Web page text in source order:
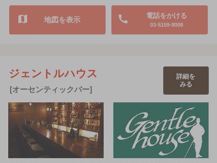
電話をかける
03-5159-8008
地図を表示
ジェントルハウス
[オーセンティックバー]
詳細を
みる